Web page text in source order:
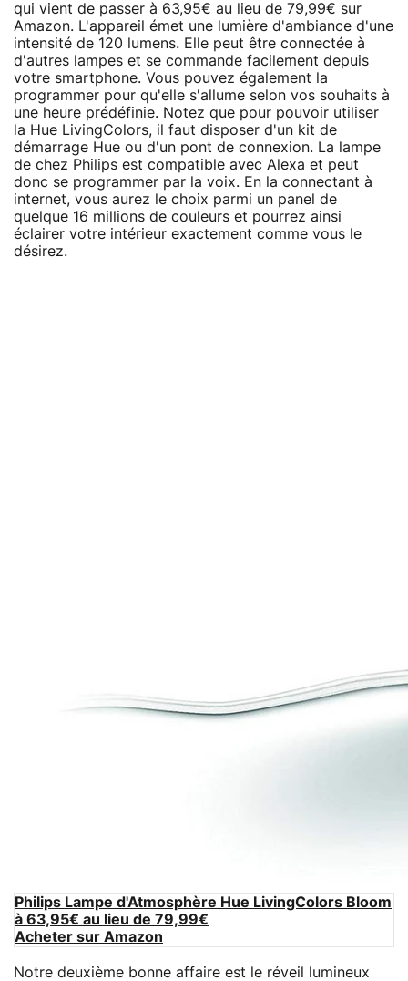
qui vient de passer à 63,95€ au lieu de 79,99€ sur
Amazon. L'appareil émet une lumière d'ambiance d'une
intensité de 120 lumens. Elle peut être connectée à
d'autres lampes et se commande facilement depuis
votre smartphone. Vous pouvez également la
programmer pour qu'elle s'allume selon vos souhaits à
une heure prédéfinie. Notez que pour pouvoir utiliser
la Hue LivingColors, il faut disposer d'un kit de
démarrage Hue ou d'un pont de connexion. La lampe
de chez Philips est compatible avec Alexa et peut
donc se programmer par la voix. En la connectant à
internet, vous aurez le choix parmi un panel de
quelque 16 millions de couleurs et pourrez ainsi
éclairer votre intérieur exactement comme vous le
désirez.
Philips Lampe d'Atmosphère Hue LivingColors Bloom
à 63,95€ au lieu de 79,99€
Acheter sur Amazon
Notre deuxième bonne affaire est le réveil lumineux